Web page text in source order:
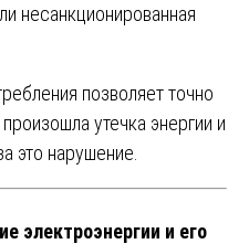
несанкционированная
позволяет точно
утечка энергии и
это нарушение.
электроэнергии и его